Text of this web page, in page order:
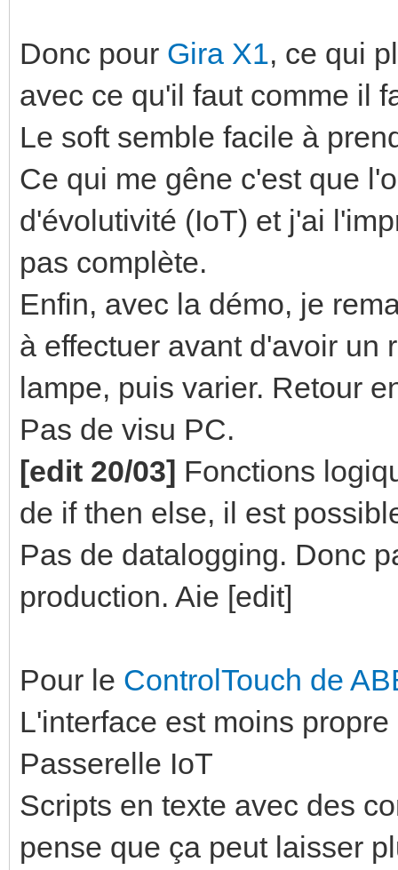
Donc pour Gira X1, ce qui
avec ce qu'il faut comme il
Le soft semble facile à
Ce qui me gêne c'est que
d'évolutivité (IoT) et j'ai
pas complète.
Enfin, avec la démo, je
à effectuer avant d'avoir un
lampe, puis varier. Retour
Pas de visu PC.
[edit 20/03] Fonctions
de if then else, il est
Pas de datalogging. Donc
production. Aie [edit]
Pour le ControlTouch de
L'interface est moins
Passerelle IoT
Scripts en texte avec des
pense que ça peut laisser